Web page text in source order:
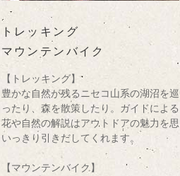
トレッキング
マウンテンバイク
【トレッキング】
豊かな自然が残るニセコ山系の湖沼を巡
ったり、森を散策したり。ガイドによる
花や自然の解説はアウトドアの魅力を思
いっきり引きだしてくれます。
【マウンテンバイク】